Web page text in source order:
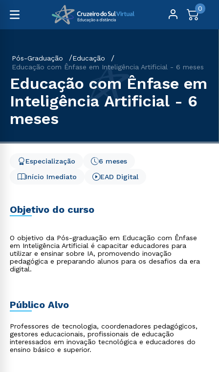
0
Pós-Graduação
Educação
Educação com Ênfase em Inteligência Artificial - 6 meses
Educação com Ênfase em
Inteligência Artificial - 6
meses
Início Imediato
6 meses
Especialização
EAD Digital
Objetivo do curso
O objetivo da Pós-graduação em Educação com Ênfase
em Inteligência Artificial é capacitar educadores para
utilizar e ensinar sobre IA, promovendo inovação
pedagógica e preparando alunos para os desafios da era
digital.
Público Alvo
Professores de tecnologia, coordenadores pedagógicos,
gestores educacionais, profissionais de educação
interessados em inovação tecnológica e educadores do
ensino básico e superior.